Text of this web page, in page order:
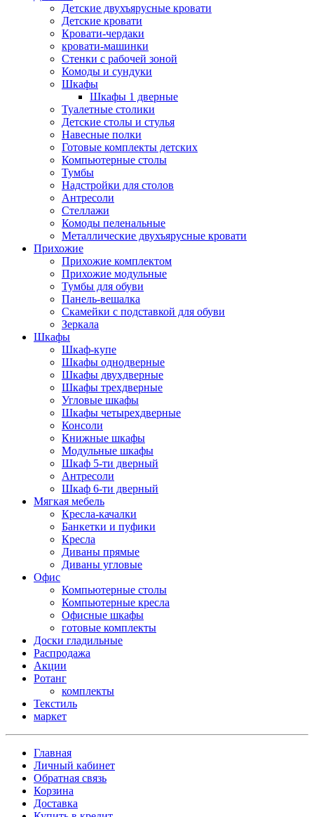
Детские двухъярусные кровати
Детские кровати
Кровати-чердаки
кровати-машинки
Стенки с рабочей зоной
Комоды и сундуки
Шкафы
Шкафы 1 дверные
Туалетные столики
Детские столы и стулья
Навесные полки
Готовые комплекты детских
Компьютерные столы
Тумбы
Надстройки для столов
Антресоли
Стеллажи
Комоды пеленальные
Металлические двухъярусные кровати
Прихожие
Прихожие комплектом
Прихожие модульные
Тумбы для обуви
Панель-вешалка
Скамейки с подставкой для обуви
Зеркала
Шкафы
Шкаф-купе
Шкафы однодверные
Шкафы двухдверные
Шкафы трехдверные
Угловые шкафы
Шкафы четырехдверные
Консоли
Книжные шкафы
Модульные шкафы
Шкаф 5-ти дверный
Антресоли
Шкаф 6-ти дверный
Мягкая мебель
Кресла-качалки
Банкетки и пуфики
Кресла
Диваны прямые
Диваны угловые
Офис
Компьютерные столы
Компьютерные кресла
Офисные шкафы
готовые комплекты
Доски гладильные
Распродажа
Акции
Ротанг
комплекты
Текстиль
маркет
Главная
Личный кабинет
Обратная связь
Корзина
Доставка